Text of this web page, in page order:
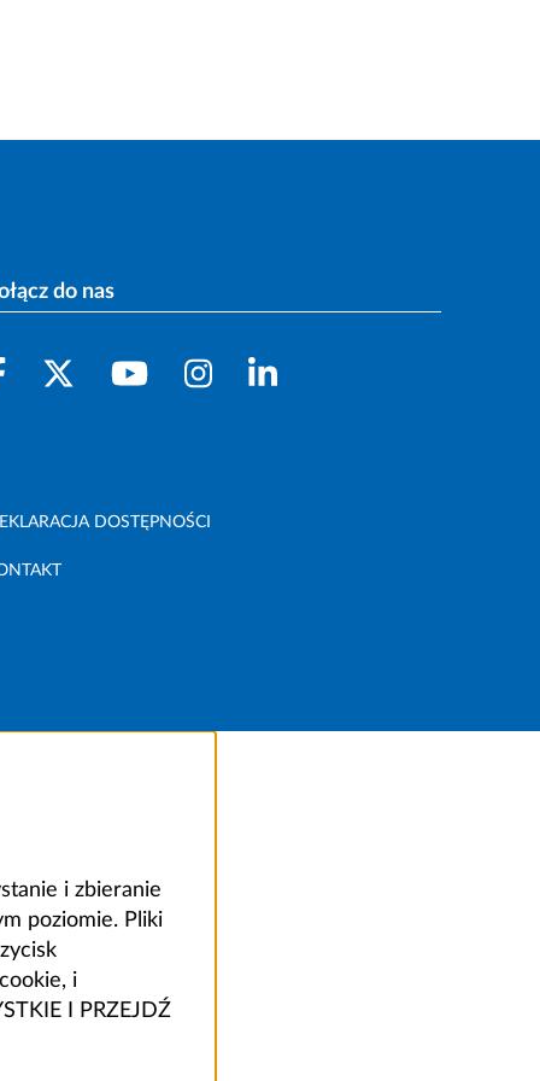
do nas
DOSTĘPNOŚCI
i zbieranie
poziomie. Pliki
i
I PRZEJDŹ